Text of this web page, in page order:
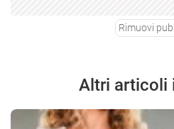
Rimuovi
Altri articoli